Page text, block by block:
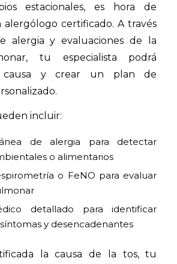
estacionales, es hora de
certificado. A través
alergia y evaluaciones de la
tu especialista podrá
causa y crear un plan de
incluir:
de alergia para detectar
o alimentarios
o FeNO para evaluar
detallado para identificar
y desencadenantes
la causa de la tos, tu